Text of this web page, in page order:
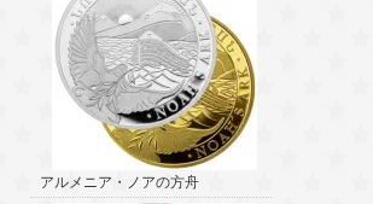
アルメニア・ノアの方舟